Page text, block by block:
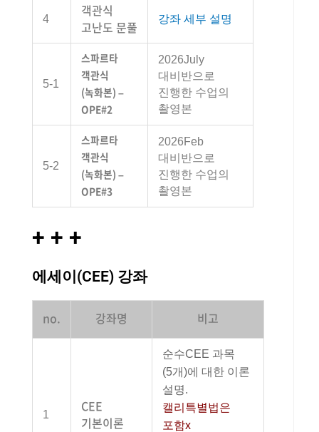
4
객관식
고난도 문풀
강좌 세부 설명
5-1
스파르타
객관식
(녹화본) –
OPE#2
2026July
대비반으로
진행한 수업의
촬영본
5-2
스파르타
객관식
(녹화본) –
OPE#3
2026Feb
대비반으로
진행한 수업의
촬영본
+ + +
에세이(CEE) 강좌
no. 강좌명 비고
1
CEE
기본이론
순수CEE 과목
(5개)에 대한 이론
설명.
캘리특별법은
포함x